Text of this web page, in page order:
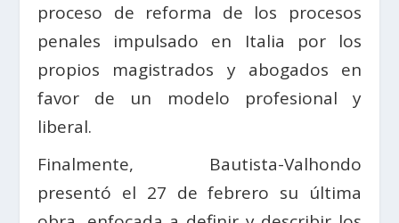
proceso de reforma de los procesos
penales impulsado en Italia por los
propios magistrados y abogados en
favor de un modelo profesional y
liberal.
Finalmente, Bautista-Valhondo
presentó el 27 de febrero su última